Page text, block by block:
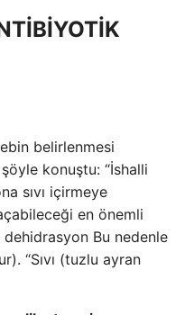
belirlenmesi
konuştu: “İshalli
sıvı içirmeye
en önemli
dehidrasyon Bu nedenle
“Sıvı (tuzlu ayran